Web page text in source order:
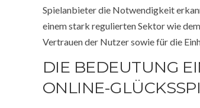
Spielanbieter die Notwendigkeit
einem stark regulierten Sektor wie
Vertrauen der Nutzer sowie für die
DIE BEDEUTUNG
ONLINE-